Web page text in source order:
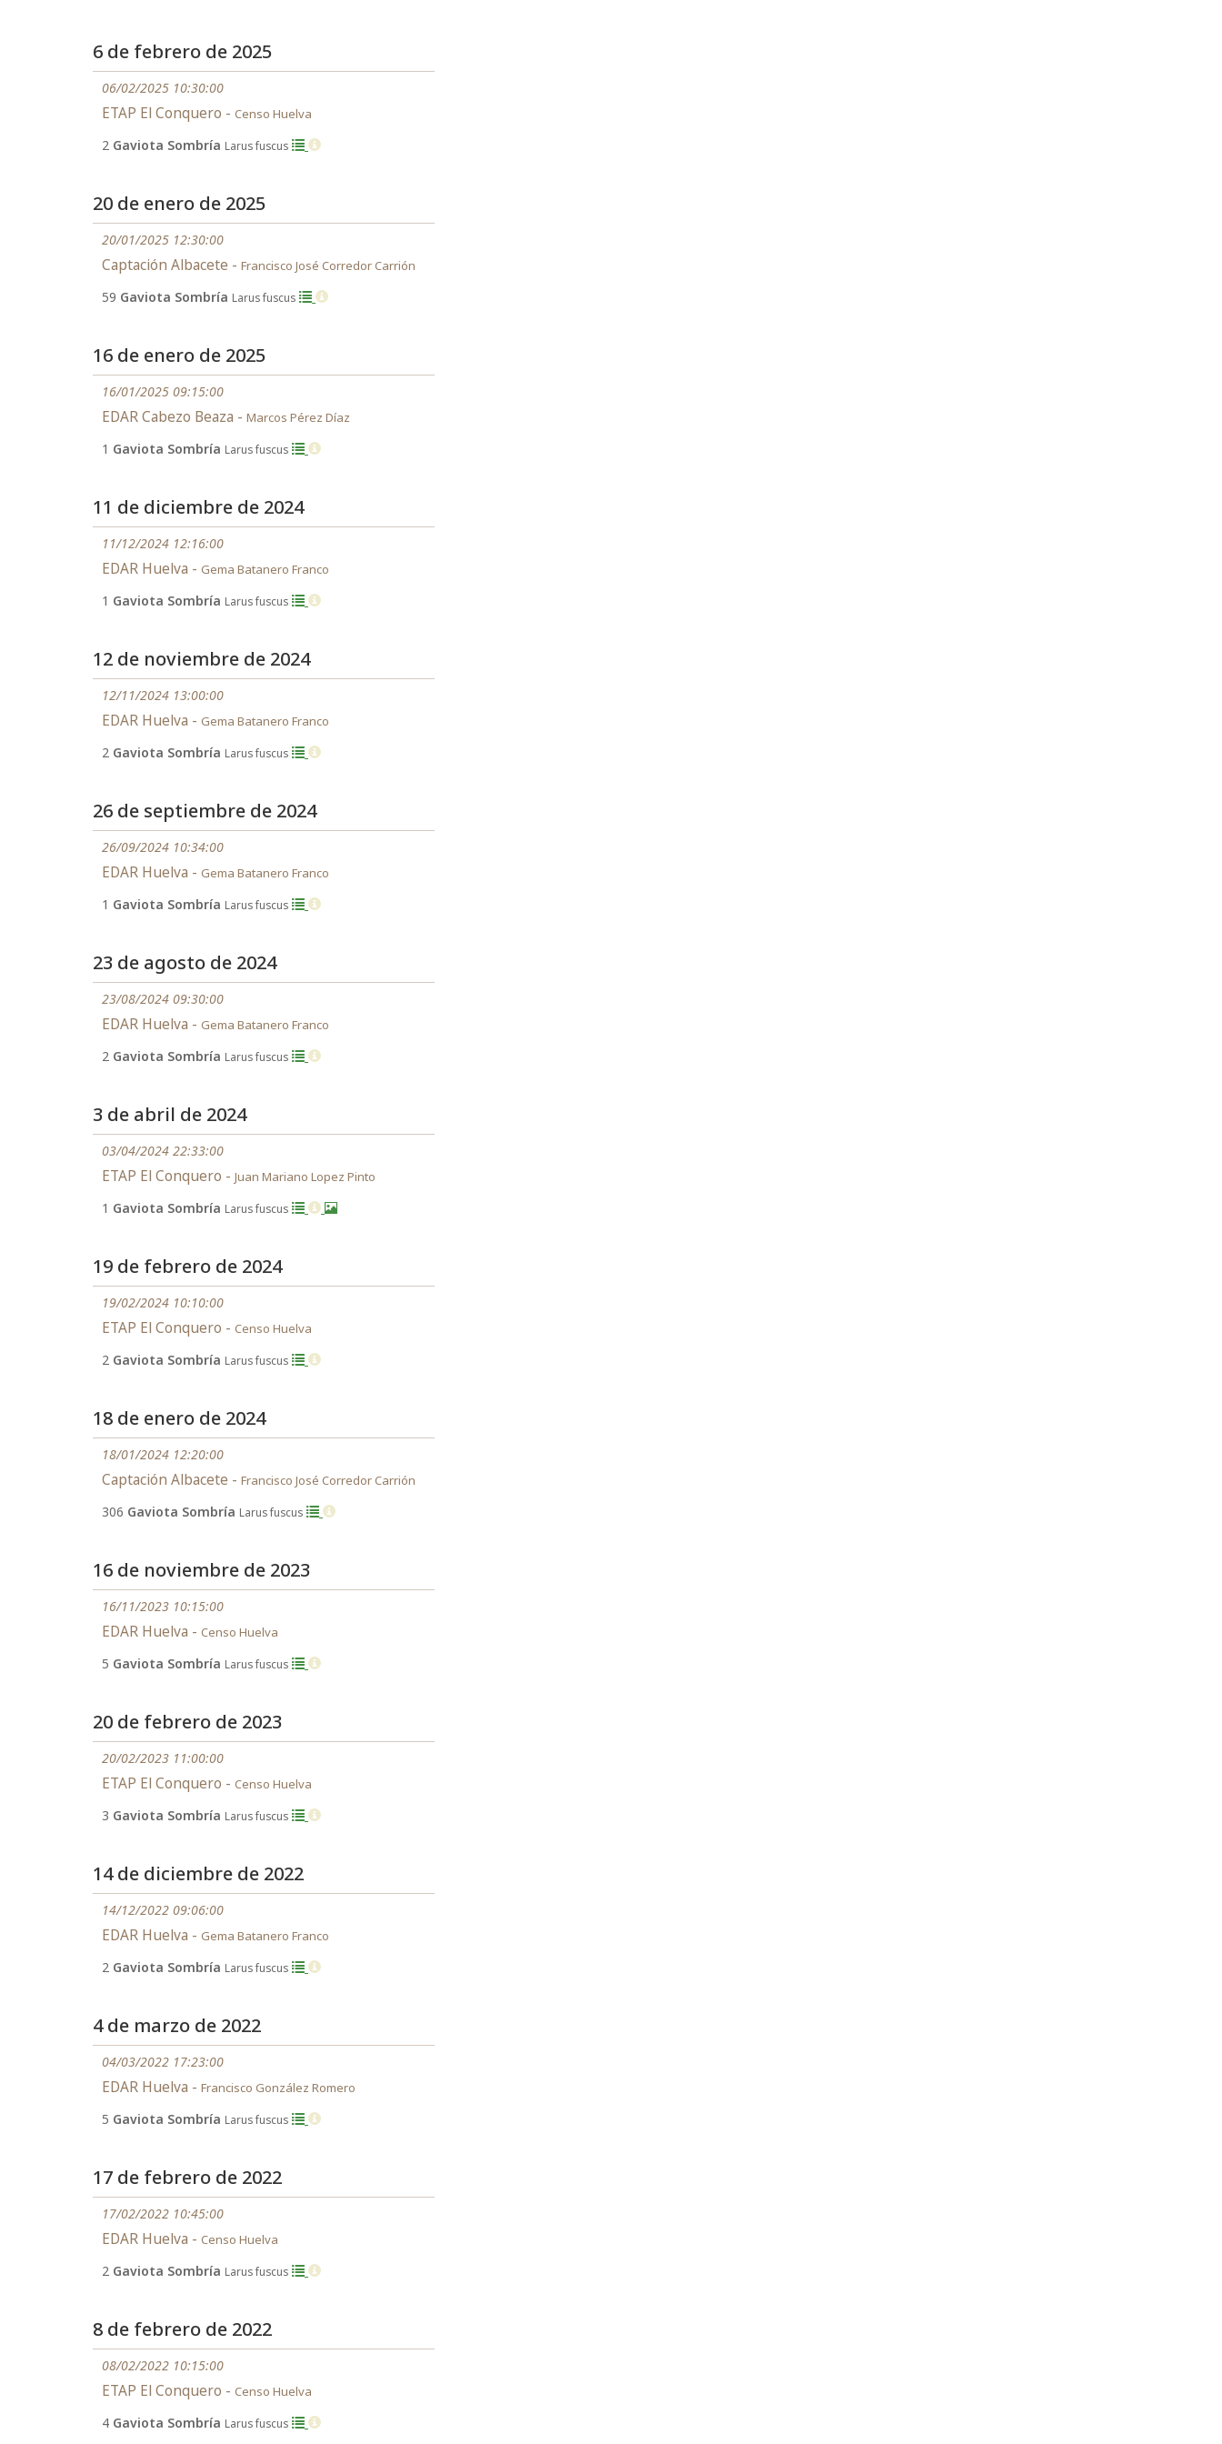
6 de febrero de 2025
06/02/2025 10:30:00
ETAP El Conquero - Censo Huelva
2 Gaviota Sombría Larus fuscus
20 de enero de 2025
20/01/2025 12:30:00
Captación Albacete - Francisco José Corredor Carrión
59 Gaviota Sombría Larus fuscus
16 de enero de 2025
16/01/2025 09:15:00
EDAR Cabezo Beaza - Marcos Pérez Díaz
1 Gaviota Sombría Larus fuscus
11 de diciembre de 2024
11/12/2024 12:16:00
EDAR Huelva - Gema Batanero Franco
1 Gaviota Sombría Larus fuscus
12 de noviembre de 2024
12/11/2024 13:00:00
EDAR Huelva - Gema Batanero Franco
2 Gaviota Sombría Larus fuscus
26 de septiembre de 2024
26/09/2024 10:34:00
EDAR Huelva - Gema Batanero Franco
1 Gaviota Sombría Larus fuscus
23 de agosto de 2024
23/08/2024 09:30:00
EDAR Huelva - Gema Batanero Franco
2 Gaviota Sombría Larus fuscus
3 de abril de 2024
03/04/2024 22:33:00
ETAP El Conquero - Juan Mariano Lopez Pinto
1 Gaviota Sombría Larus fuscus
19 de febrero de 2024
19/02/2024 10:10:00
ETAP El Conquero - Censo Huelva
2 Gaviota Sombría Larus fuscus
18 de enero de 2024
18/01/2024 12:20:00
Captación Albacete - Francisco José Corredor Carrión
306 Gaviota Sombría Larus fuscus
16 de noviembre de 2023
16/11/2023 10:15:00
EDAR Huelva - Censo Huelva
5 Gaviota Sombría Larus fuscus
20 de febrero de 2023
20/02/2023 11:00:00
ETAP El Conquero - Censo Huelva
3 Gaviota Sombría Larus fuscus
14 de diciembre de 2022
14/12/2022 09:06:00
EDAR Huelva - Gema Batanero Franco
2 Gaviota Sombría Larus fuscus
4 de marzo de 2022
04/03/2022 17:23:00
EDAR Huelva - Francisco González Romero
5 Gaviota Sombría Larus fuscus
17 de febrero de 2022
17/02/2022 10:45:00
EDAR Huelva - Censo Huelva
2 Gaviota Sombría Larus fuscus
8 de febrero de 2022
08/02/2022 10:15:00
ETAP El Conquero - Censo Huelva
4 Gaviota Sombría Larus fuscus